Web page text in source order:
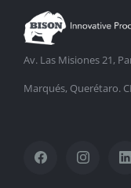
Edificio
Av. Las Misiones 21,
Marqués, Querétaro.